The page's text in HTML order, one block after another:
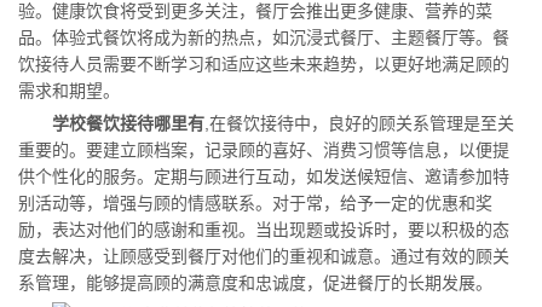
验。健康饮食将受到更多关注，餐厅会推出更多健康、营养的菜
品。体验式餐饮将成为新的热点，如沉浸式餐厅、主题餐厅等。餐
饮接待人员需要不断学习和适应这些未来趋势，以更好地满足顾的
需求和期望。
学校餐饮接待哪里有 ,在餐饮接待中，良好的顾关系管理是至关
重要的。要建立顾档案，记录顾的喜好、消费习惯等信息，以便提
供个性化的服务。定期与顾进行互动，如发送候短信、邀请参加特
别活动等，增强与顾的情感联系。对于常，给予一定的优惠和奖
励，表达对他们的感谢和重视。当出现题或投诉时，要以积极的态
度去解决，让顾感受到餐厅对他们的重视和诚意。通过有效的顾关
系管理，能够提高顾的满意度和忠诚度，促进餐厅的长期发展。